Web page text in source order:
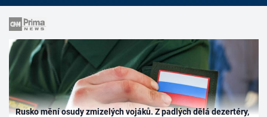
Rusko mění osudy zmizelých vojáků. Z padlých dělá dezertéry,